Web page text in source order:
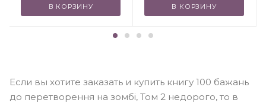
В КОРЗИНУ В КОРЗИНУ
Если вы хотите заказать и купить книгу 100 бажань
до перетворення на зомбі, Том 2 недорого, то в